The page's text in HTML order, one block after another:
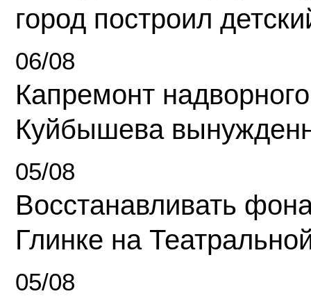
город построил
06/08
Капремонт
Куйбышева
05/08
Восстанавливать
Глинке на
05/08